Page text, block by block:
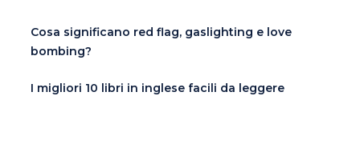
Cosa significano red flag, gaslighting e love
bombing?
I migliori 10 libri in inglese facili da leggere